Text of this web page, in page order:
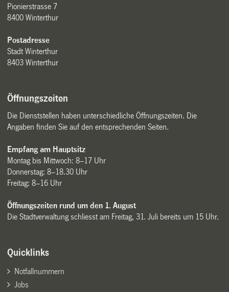
Pionierstrasse 7
8400 Winterthur
Postadresse
Stadt Winterthur
8403 Winterthur
Öffnungszeiten
Die Dienststellen haben unterschiedliche Öffnungszeiten. Die
Angaben finden Sie auf den entsprechenden Seiten.
Empfang am Hauptsitz
Montag bis Mittwoch: 8–17 Uhr
Donnerstag: 8–18.30 Uhr
Freitag: 8–16 Uhr
Öffnungszeiten rund um den 1. August
Die Stadtverwaltung schliesst am Freitag, 31. Juli bereits um 15 Uhr.
Quicklinks
Notfallnummern
Jobs